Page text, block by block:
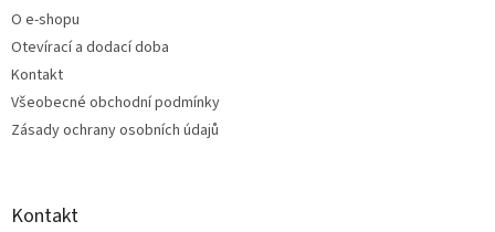
O e-shopu
Otevírací a dodací doba
Kontakt
Všeobecné obchodní podmínky
Zásady ochrany osobních údajů
Kontakt